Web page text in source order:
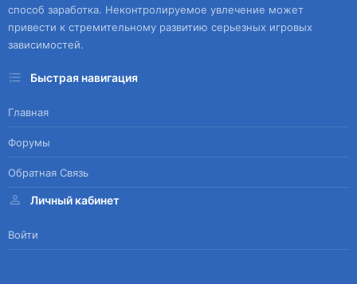
способ заработка. Неконтролируемое увлечение может
привести к стремительному развитию серьезных игровых
зависимостей.
Быстрая навигация
Главная
Форумы
Обратная Связь
Личный кабинет
Войти